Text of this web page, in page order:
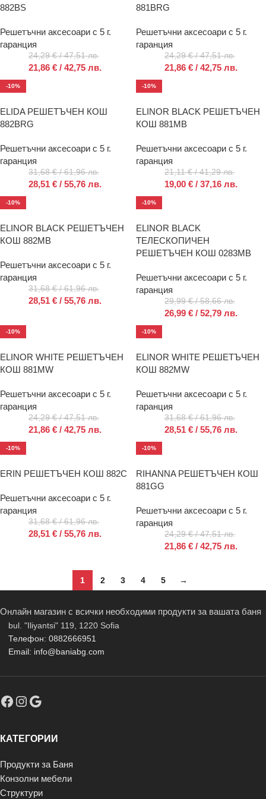
882BS
Решетъчни аксесоари с 5 г.
гаранция
24,29€/ 47,51 лв.
21,86 € / 42,75 лв.
881BRG
Решетъчни аксесоари с 5 г.
гаранция
24,29€/ 47,51 лв.
21,86 € / 42,75 лв.
-10%
ELIDA РЕШЕТЪЧЕН КОШ
882BRG
Решетъчни аксесоари с 5 г.
гаранция
31,68€/ 61,96 лв.
28,51 € / 55,76 лв.
-10%
ELINOR BLACK РЕШЕТЪЧЕН
КОШ 881MB
Решетъчни аксесоари с 5 г.
гаранция
21,11€/ 41,29 лв.
19,00 € / 37,16 лв.
-10%
ELINOR BLACK РЕШЕТЪЧЕН
КОШ 882MB
Решетъчни аксесоари с 5 г.
гаранция
31,68€/ 61,96 лв.
28,51 € / 55,76 лв.
-10%
ELINOR BLACK
ТЕЛЕСКОПИЧЕН
РЕШЕТЪЧЕН КОШ 0283MB
Решетъчни аксесоари с 5 г.
гаранция
29,99€/ 58,66 лв.
26,99 € / 52,79 лв.
-10%
ELINOR WHITE РЕШЕТЪЧЕН
КОШ 881MW
Решетъчни аксесоари с 5 г.
гаранция
24,29€/ 47,51 лв.
21,86 € / 42,75 лв.
-10%
ELINOR WHITE РЕШЕТЪЧЕН
КОШ 882MW
Решетъчни аксесоари с 5 г.
гаранция
31,68€/ 61,96 лв.
28,51 € / 55,76 лв.
-10%
ERIN РЕШЕТЪЧЕН КОШ 882C
Решетъчни аксесоари с 5 г.
гаранция
31,68€/ 61,96 лв.
28,51 € / 55,76 лв.
-10%
RIHANNA РЕШЕТЪЧЕН КОШ
881GG
Решетъчни аксесоари с 5 г.
гаранция
24,29€/ 47,51 лв.
21,86 € / 42,75 лв.
1 2 3 4 5 →
Онлайн магазин с всички необходими продукти за вашата баня
bul. "Iliyantsi" 119, 1220 Sofia
Телефон: 0882666951
Email: info@baniabg.com
КАТЕГОРИИ
Продукти за Баня
Конзолни мебели
Структури